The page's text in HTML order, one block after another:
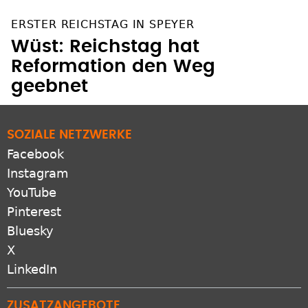
ERSTER REICHSTAG IN SPEYER
Wüst: Reichstag hat
Reformation den Weg
geebnet
SOZIALE NETZWERKE
Facebook
Instagram
YouTube
Pinterest
Bluesky
X
LinkedIn